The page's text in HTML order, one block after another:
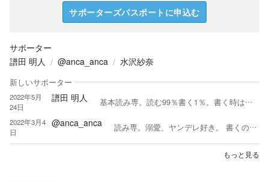
サポーターズパスポートに申込む
サポーター
譜田 明人
@anca_anca 水沢紗奈
新しいサポーター
2022年5月
24日
譜田 明人 基本読み専。読む99％書く1％。書く時はエンジニア作家。 好物は異世界、スキル、ダンジョン、最強モノ、ラブコメ、SF。 たまに3D絵師、編集・下読み。本職はソフト開発者。
2022年3月4
日
@anca_anca 読み専。溺愛、ヤンデレ好き。 書くの苦手すぎてレビューも書けません。 大好きな気持ちは、念で送ります…。 サポーター会員やめました。 推しができたためです！ 溜まっていた贈り物を解放後終了予定です。
もっと見る